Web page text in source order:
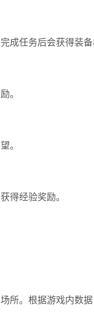
任务后会获得装备
。
。
经验奖励。
。根据游戏内数